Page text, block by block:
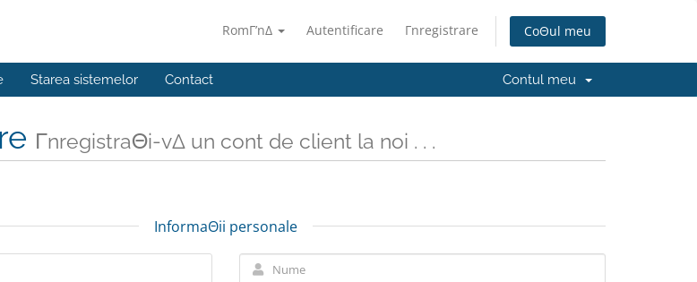
RomΓ’nΔ Autentificare Γnregistrare CoΘul meu
Starea sistemelor Contact Contul meu
ΓnregistraΘi-vΔ un cont de client la noi . . .
InformaΘii personale